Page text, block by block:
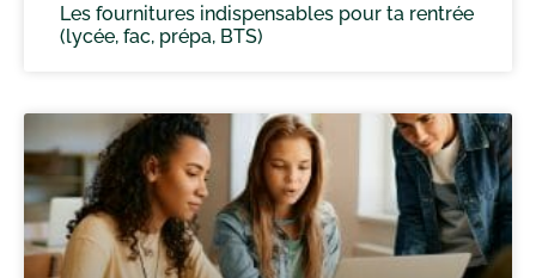
Les fournitures indispensables pour ta rentrée
(lycée, fac, prépa, BTS)